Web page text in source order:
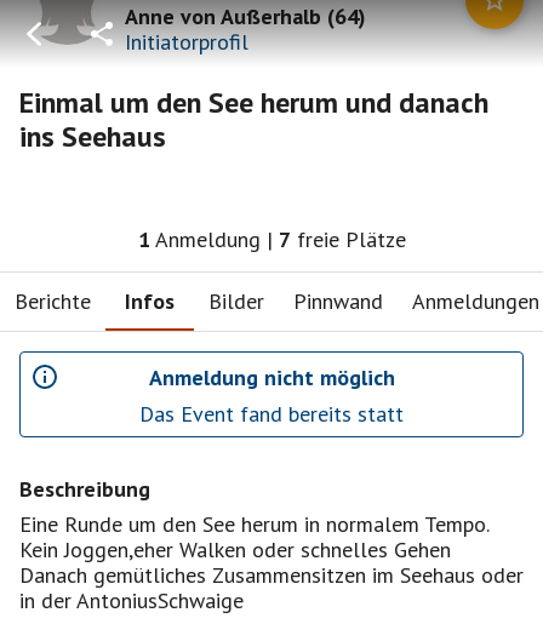
Anne von Außerhalb(64)
Initiatorprofil
Einmal um den See herum und danach
ins Seehaus
1 Anmeldung | 7 freie Plätze
Berichte Infos Bilder Pinnwand Anmeldungen
Anmeldung nicht möglich
Das Event fand bereits statt
Beschreibung
Eine Runde um den See herum in normalem Tempo.
Kein Joggen,eher Walken oder schnelles Gehen
Danach gemütliches Zusammensitzen im Seehaus oder
in der AntoniusSchwaige